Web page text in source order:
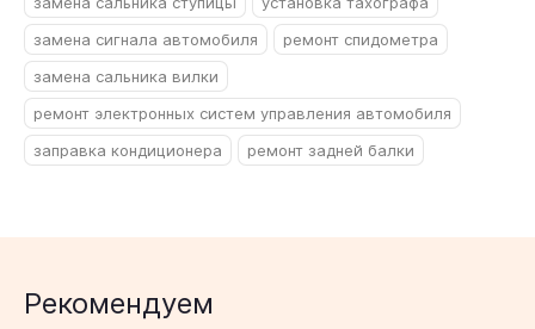
замена сигнала автомобиля
ремонт спидометра
замена сальника вилки
ремонт электронных систем управления автомобиля
заправка кондиционера
ремонт задней балки
Рекомендуем